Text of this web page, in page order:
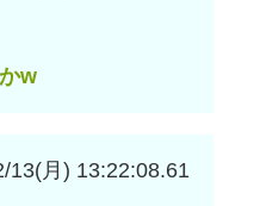
w
13(月) 13:22:08.61